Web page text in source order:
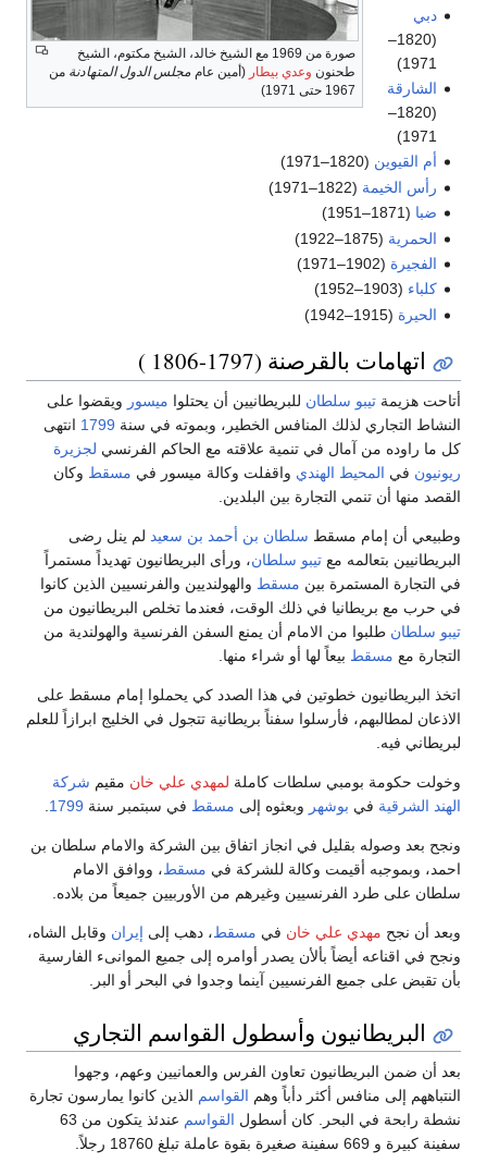
صورة من 1969 مع الشيخ خالد، الشيخ مكتوم، الشيخ
طحنون وعدي بيطار (أمين عام مجلس الدول المتهادنة من
1967 حتى 1971)
دبي
(1820–
1971)
الشارقة
(1820–
1971)
أم القيوين (1820–1971)
رأس الخيمة (1822–1971)
ضبا (1871–1951)
الحمرية (1875–1922)
الفجيرة (1902–1971)
كلباء (1903–1952)
الحيرة (1915–1942)
اتهامات بالقرصنة (1797-1806 )
أتاحت هزيمة تيبو سلطان للبريطانيين أن يحتلوا ميسور ويقضوا على
النشاط التجاري لذلك المنافس الخطير، وبموته في سنة 1799 انتهى
كل ما راوده من آمال في تنمية علاقته مع الحاكم الفرنسي لجزيرة
ريونيون في المحيط الهندي واقفلت وكالة ميسور في مسقط وكان
القصد منها أن تنمي التجارة بين البلدين.
وطبيعي أن إمام مسقط سلطان بن أحمد بن سعيد لم ينل رضى
البريطانيين بتعالمه مع تيبو سلطان، ورأى البريطانيون تهديداً مستمراً
في التجارة المستمرة بين مسقط والهولنديين والفرنسيين الذين كانوا
في حرب مع بريطانيا في ذلك الوقت، فعندما تخلص البريطانيون من
تيبو سلطان طلبوا من الامام أن يمنع السفن الفرنسية والهولندية من
التجارة مع مسقط بيعاً لها أو شراء منها.
اتخذ البريطانيون خطوتين في هذا الصدد كي يحملوا إمام مسقط على
الاذعان لمطالبهم، فأرسلوا سفناً بريطانية تتجول في الخليج ابرازاً للعلم
لبريطاني فيه.
وخولت حكومة بومبي سلطات كاملة لمهدي علي خان مقيم شركة
الهند الشرقية في بوشهر وبعثوه إلى مسقط في سبتمبر سنة 1799
ونجح بعد وصوله بقليل في انجاز اتفاق بين الشركة والامام سلطان بن
احمد، وبموجبه أقيمت وكالة للشركة في مسقط، ووافق الامام
سلطان على طرد الفرنسيين وغيرهم من الأوربيين جميعاً من بلاده.
وبعد أن نجح مهدي علي خان في مسقط، دهب إلى إيران وقابل الشاه،
ونجح في اقناعه أيضاً بألأن يصدر أوامره إلى جميع الموانىء الفارسية
بأن تقبض على جميع الفرنسيين آينما وجدوا في البحر أو البر.
البريطانيون وأسطول القواسم التجاري
بعد أن ضمن البريطانيون تعاون الفرس والعمانيين وعهم، وجهوا
النتباههم إلى منافس أكثر دأباً وهم القواسم الذين كانوا يمارسون تجارة
نشطة رابحة في البحر. كان أسطول القواسم
عندئذ يتكون من 63
سفينة كبيرة و 669 سفينة صغيرة بقوة عاملة تبلغ 18760 رجلاً.